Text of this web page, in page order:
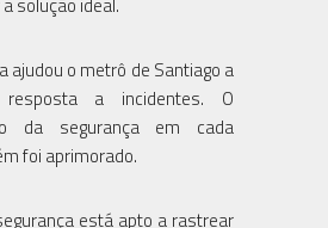
ajudou o metrô de Santiago a
a incidentes. O
da segurança em cada
foi aprimorado.
está apto a rastrear